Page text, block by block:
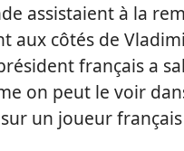
assistaient à la
aux côtés de
français a
on peut le voir
un joueur